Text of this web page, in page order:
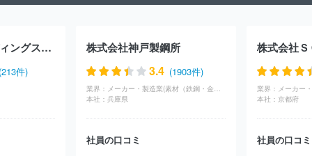
社
コニカミノルタ株式会社
株式会社桜井グラフィックシステム
洋機工株式会社
東洋エンジニアリング株式会社
サミー株式会社
株式会社日本製鋼所
株式会社アビリカ 株式会社キッツ
オイ
レス工業株式会社
住友重機械工業株式会社
式会社マースグループホールディングス
株式会社アルバック
ヤ
アイダエンジニアリング株式会社 株式会社加藤製作所
株式
ヤンマーホールディングス株式会社
件)
株式会社神戸製鋼所
3.4 (1903件)
業界：
メーカー・製造業(素材（鉄鋼・金属・鉱業）)
本社： 兵庫県
社員の口コミ
業界：
本社： 京都府
社員の口コミ